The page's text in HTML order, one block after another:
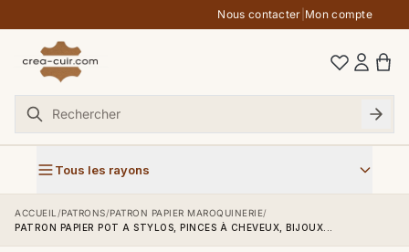
Nous contacter Mon compte
Tous les rayons
ACCUEIL /PATRONS/PATRON PAPIER MAROQUINERIE/
PATRON PAPIER POT A STYLOS, PINCES À CHEVEUX, BIJOUX...